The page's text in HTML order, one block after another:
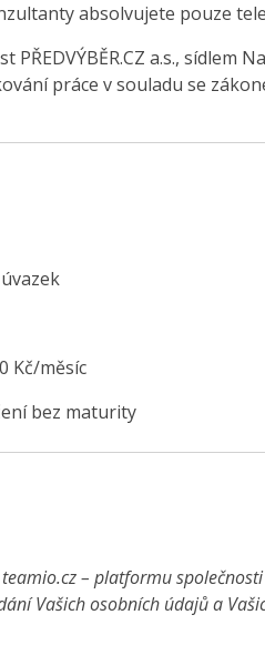
absolvujete pouze
a.s., sídlem
práce v souladu se
Kč/měsíc
bez maturity
– platformu společnosti
Vašich osobních údajů a